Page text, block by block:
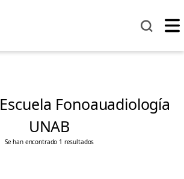
Escuela Fonoauadiología
UNAB
Se han encontrado 1 resultados